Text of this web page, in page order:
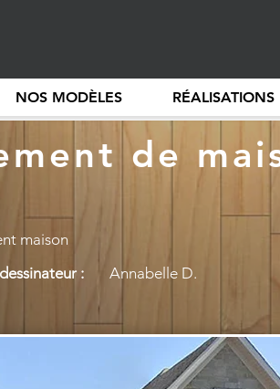
NOS MODÈLES RÉALISATIONS
de
maison
:
Annabelle D.